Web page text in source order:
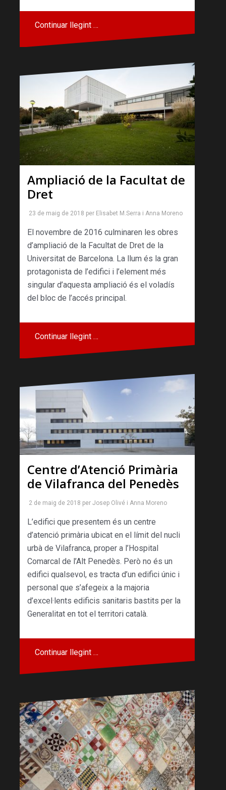
Continuar llegint …
Ampliació de la Facultat de
Dret
23 de maig de 2018 per Elisabet M.Serra i Anna Moreno
El novembre de 2016 culminaren les obres
d’ampliació de la Facultat de Dret de la
Universitat de Barcelona. La llum és la gran
protagonista de l’edifici i l’element més
singular d’aquesta ampliació és el voladís
del bloc de l’accés principal.
Continuar llegint …
Centre d’Atenció Primària
de Vilafranca del Penedès
2 de maig de 2018 per Josep Olivé i Anna Moreno
L’edifici que presentem és un centre
d’atenció primària ubicat en el límit del nucli
urbà de Vilafranca, proper a l’Hospital
Comarcal de l’Alt Penedès. Però no és un
edifici qualsevol, es tracta d’un edifici únic i
personal que s’afegeix a la majoria
d’excel·lents edificis sanitaris bastits per la
Generalitat en tot el territori català.
Continuar llegint …